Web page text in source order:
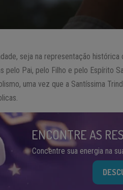
seja na representação
pelo Pai, pelo Filho e pelo Espírito
uma vez que a Santíssima
ENCONTRE AS
Concentre sua energia na